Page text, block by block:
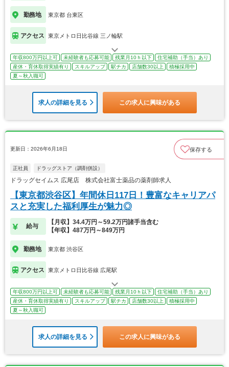
勤務地 東京都 台東区
アクセス 東京メトロ日比谷線 三ノ輪駅
年収800万円以上可 未経験者も応募可能 残業月10ｈ以下
住宅補助（手当）あり
産休・育休取得実績有り
スキルアップ 駅チカ 店舗数30以上
積極採用中
夏～秋入職可
求人の詳細を見る この求人に興味がある
更新日：2026年6月18日 保存する
正社員 ドラッグストア（調剤併設）
ドラッグセイムス 広尾店 株式会社富士薬品の薬剤師求人
【東京都渋谷区】年間休日117日！豊富なキャリアパ
スと充実した福利厚生が魅力◎
給与
【月収】34.4万円～59.2万円諸手当含む
【年収】487万円～849万円
勤務地 東京都 渋谷区
アクセス 東京メトロ日比谷線 広尾駅
年収800万円以上可 未経験者も応募可能 残業月10ｈ以下
住宅補助（手当）あり
産休・育休取得実績有り
スキルアップ 駅チカ 店舗数30以上
積極採用中
夏～秋入職可
求人の詳細を見る この求人に興味がある